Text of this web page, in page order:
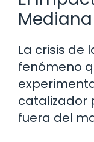
La crisis de
fenómeno
catalizador
fuera del